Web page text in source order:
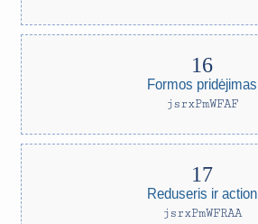
Formos pridėjimas
jsrxPmWFAF
Reduseris ir action
jsrxPmWFRAA